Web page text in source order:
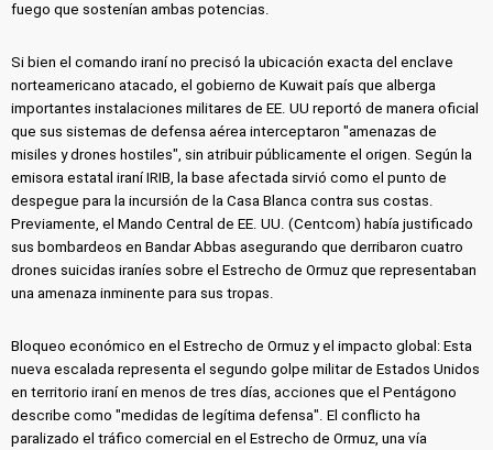
fuego que sostenían ambas potencias.
Si bien el comando iraní no precisó la ubicación exacta del enclave
norteamericano atacado, el gobierno de Kuwait país que alberga
importantes instalaciones militares de EE. UU reportó de manera oficial
que sus sistemas de defensa aérea interceptaron "amenazas de
misiles y drones hostiles", sin atribuir públicamente el origen. Según la
emisora estatal iraní IRIB, la base afectada sirvió como el punto de
despegue para la incursión de la Casa Blanca contra sus costas.
Previamente, el Mando Central de EE. UU. (Centcom) había justificado
sus bombardeos en Bandar Abbas asegurando que derribaron cuatro
drones suicidas iraníes sobre el Estrecho de Ormuz que representaban
una amenaza inminente para sus tropas.
Bloqueo económico en el Estrecho de Ormuz y el impacto global: Esta
nueva escalada representa el segundo golpe militar de Estados Unidos
en territorio iraní en menos de tres días, acciones que el Pentágono
describe como "medidas de legítima defensa". El conflicto ha
paralizado el tráfico comercial en el Estrecho de Ormuz, una vía